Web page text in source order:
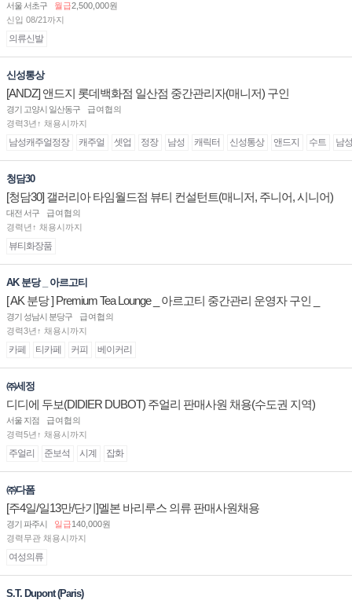
서울 서초구 월급2,500,000원
신입 08/21까지
의류신발
신성통상
[ANDZ] 앤드지 롯데백화점 일산점 중간관리자(매니저) 구인
경기 고양시 일산동구
급여협의
경력3년↑ 채용시까지
남성캐주얼정장 캐주얼 셋업 정장 남성 캐릭터 신성통상 앤드지 수트 남
청담30
[청담30] 갤러리아 타임월드점 뷰티 컨설턴트(매니저, 주니어, 시니어)
채용
대전 서구
급여협의
경력년↑ 채용시까지
뷰티화장품
AK 분당 _ 아르고티
[ AK 분당 ] Premium Tea Lounge _ 아르고티 중간관리 운영자 구인 _
경기 성남시 분당구
급여협의
경력3년↑ 채용시까지
카페 티카페 커피 베이커리
㈜세정
디디에 두보(DIDIER DUBOT) 주얼리 판매사원 채용(수도권 지역)
서울 지점
급여협의
경력5년↑ 채용시까지
주얼리 준보석 시계 잡화
㈜다폼
[주4일/일13만/단기]멜본 바리루스 의류 판매사원채용
경기 파주시 일급140,000원
경력무관 채용시까지
여성의류
S.T. Dupont (Paris)